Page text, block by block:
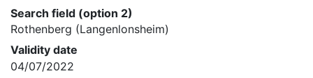
Search field (option 2)
Rothenberg (Langenlonsheim)
Validity date
04/07/2022